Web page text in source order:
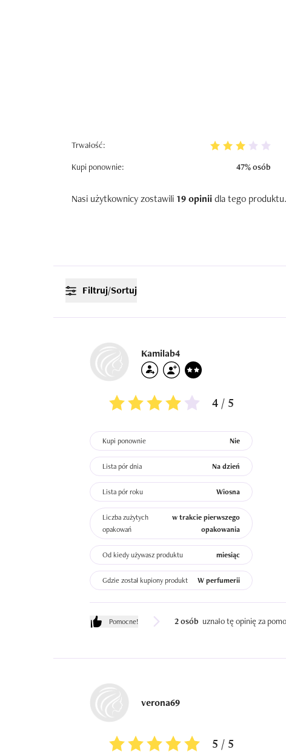
Trwałość:
Kupi ponownie:
47% osób
Nasi użytkownicy zostawili 19 opiniidla tego
Filtruj/Sortuj
Kamilab4
4 / 5
Kupi ponownie Nie
Lista pór dnia Na dzień
Lista pór roku Wiosna
Liczba zużytych
opakowań
w trakcie pierwszego
opakowania
Od kiedy używasz produktu miesiąc
Gdzie został kupiony produkt W perfumerii
Pomocne! 2 osób uznało tę opinię za
verona69
5 / 5